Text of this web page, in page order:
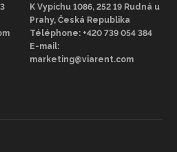
K Vypichu 1086, 252 19 Rudná u
Prahy, Česká Republika
Téléphone: +420 739 054 384
E-mail:
marketing@viarent.com